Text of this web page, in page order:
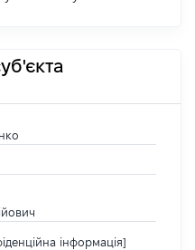
інформація]